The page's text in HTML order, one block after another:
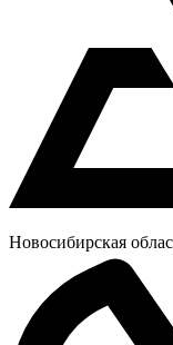
Новосибирская